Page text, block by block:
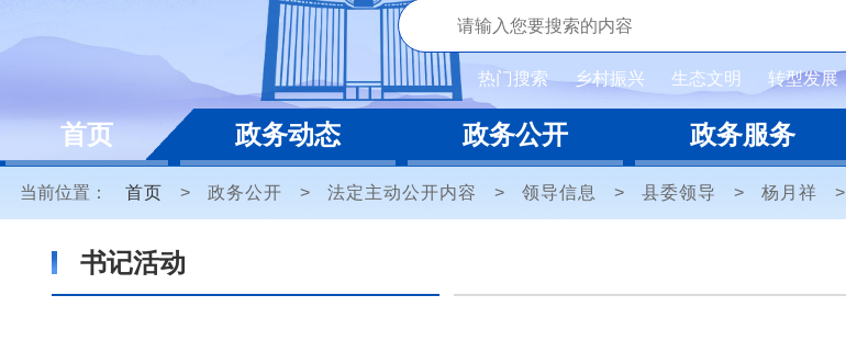
热门搜索 乡村振兴 生态文明 转型发展
首页 政务动态 政务公开 政务服务
当前位置： 首页 > 政务公开 > 法定主动公开内容 > 领导信息 > 县委领导 > 杨月祥 >
书记活动